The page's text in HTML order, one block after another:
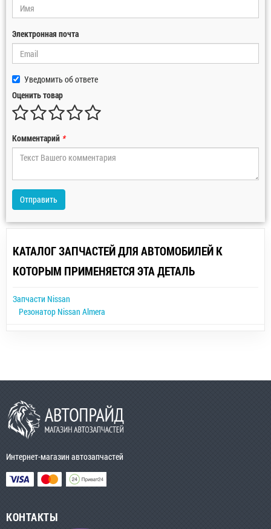
Электронная почта
Уведомить об ответе
Оценить товар
Комментарий *
Отправить
КАТАЛОГ ЗАПЧАСТЕЙ ДЛЯ АВТОМОБИЛЕЙ К
КОТОРЫМ ПРИМЕНЯЕТСЯ ЭТА ДЕТАЛЬ
Запчасти Nissan
Резонатор Nissan Almera
Интернет-магазин автозапчастей
КОНТАКТЫ